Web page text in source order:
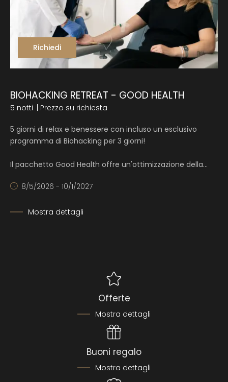
Richiedi
BIOHACKING RETREAT - GOOD HEALTH
5 notti | Prezzo su richiesta
5 giorni di relax e benessere con incluso un esclusivo
programma di Biohacking per 3 giorni!
Il pacchetto Good Health offre un'ottimizzazione della…
8/5/2026 - 10/1/2027
Mostra dettagli
Offerte
Mostra dettagli
Buoni regalo
Mostra dettagli